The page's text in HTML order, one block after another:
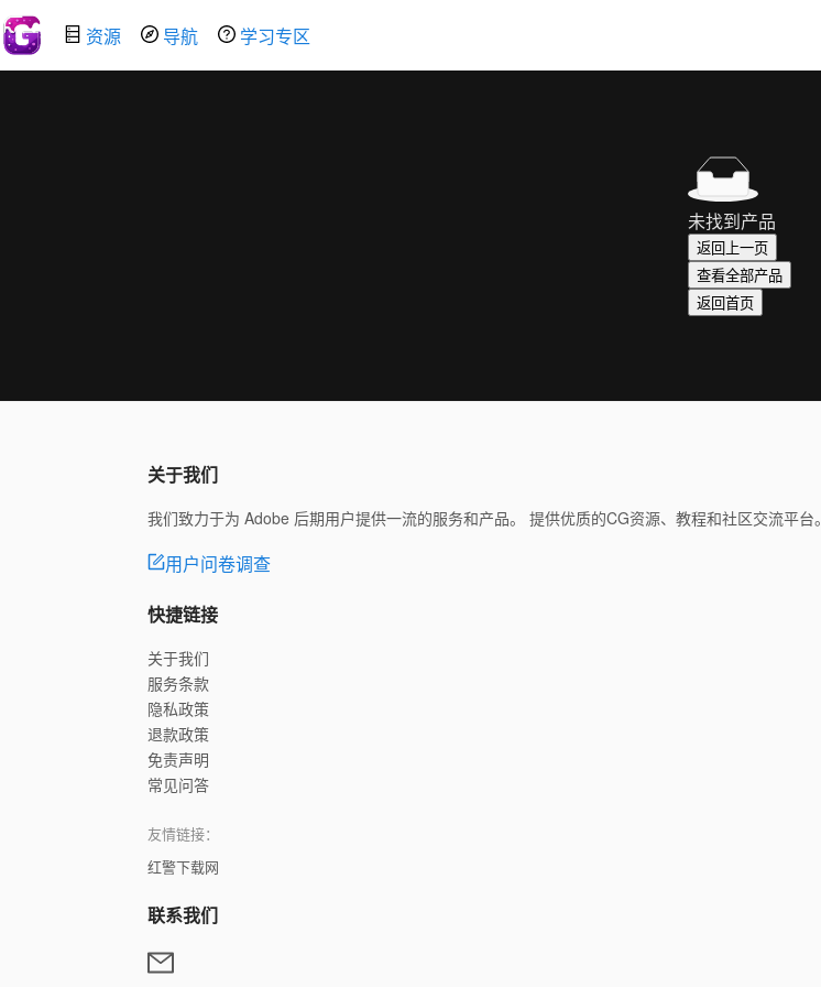
资源 导航 学习专区
未找到产品
返回上一页
查看全部产品
返回首页
关于我们
我们致力于为 Adobe 后期用户提供一流的服务和产品。 提供优质的CG资源、教程和社区交流平台。
用户问卷调查
快捷链接
关于我们
服务条款
隐私政策
退款政策
免责声明
常见问答
友情链接：
红警下载网
联系我们